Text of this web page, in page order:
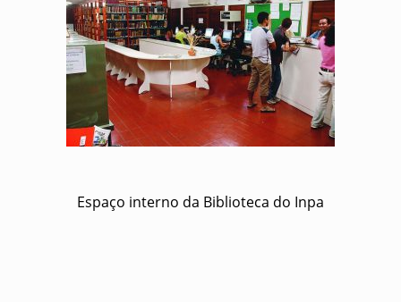
Espaço interno da Biblioteca do Inpa